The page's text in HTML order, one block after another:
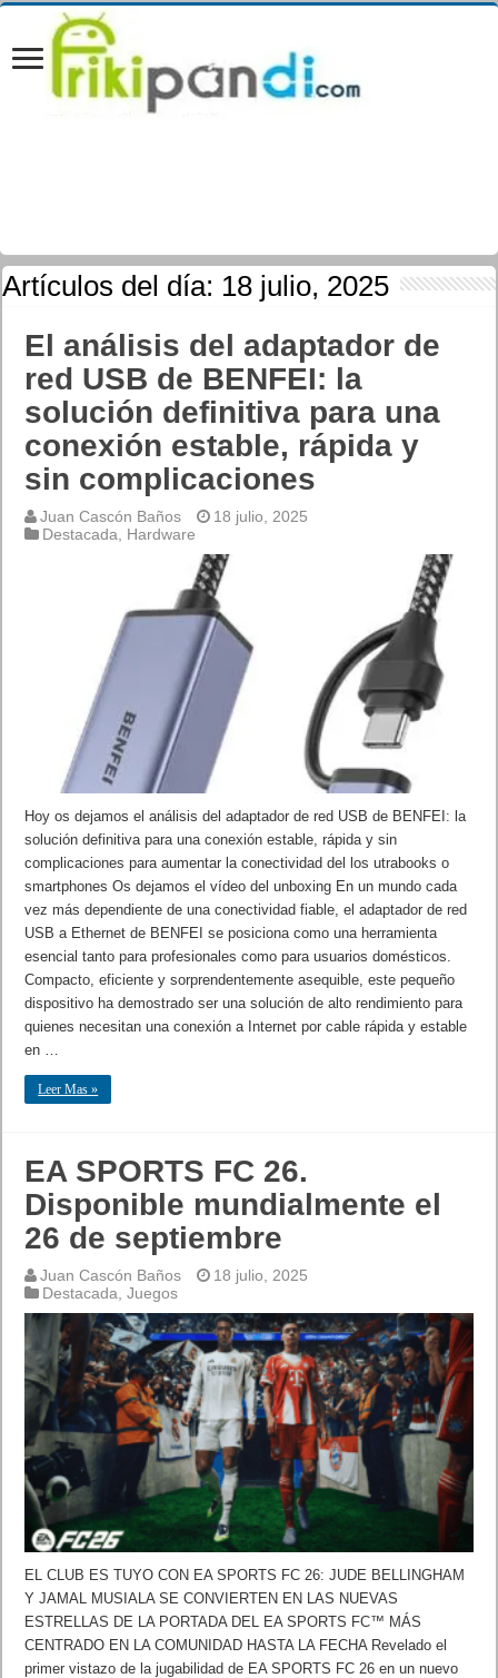
Artículos del día: 18 julio, 2025
El análisis del adaptador de
red USB de BENFEI: la
solución definitiva para una
conexión estable, rápida y
sin complicaciones
Juan Cascón Baños
18 julio, 2025
Destacada
Hardware
Hoy os dejamos el análisis del adaptador de red USB de BENFEI: la
solución definitiva para una conexión estable, rápida y sin
complicaciones para aumentar la conectividad del los utrabooks o
smartphones Os dejamos el vídeo del unboxing En un mundo cada
vez más dependiente de una conectividad fiable, el adaptador de red
USB a Ethernet de BENFEI se posiciona como una herramienta
esencial tanto para profesionales como para usuarios domésticos.
Compacto, eficiente y sorprendentemente asequible, este pequeño
dispositivo ha demostrado ser una solución de alto rendimiento para
quienes necesitan una conexión a Internet por cable rápida y estable
en …
Leer Mas »
EA SPORTS FC 26.
Disponible mundialmente el
26 de septiembre
Juan Cascón Baños
18 julio, 2025
Destacada ,Juegos
EL CLUB ES TUYO CON EA SPORTS FC 26: JUDE BELLINGHAM
Y JAMAL MUSIALA SE CONVIERTEN EN LAS NUEVAS
ESTRELLAS DE LA PORTADA DEL EA SPORTS FC™ MÁS
CENTRADO EN LA COMUNIDAD HASTA LA FECHA Revelado el
primer vistazo de la jugabilidad de EA SPORTS FC 26 en un nuevo